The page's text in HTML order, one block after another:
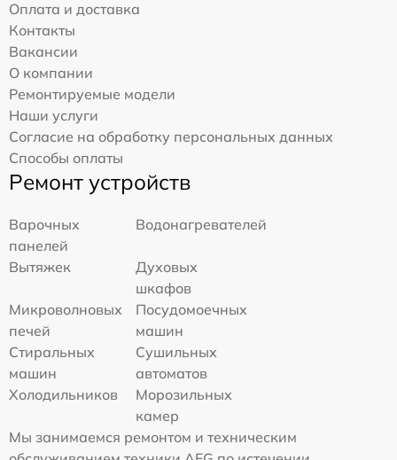
Оплата и доставка
Контакты
Вакансии
О компании
Ремонтируемые модели
Наши услуги
Согласие на обработку персональных данных
Способы оплаты
Ремонт устройств
Варочных
панелей
Водонагревателей
Вытяжек
Духовых
шкафов
Микроволновых
печей
Посудомоечных
машин
Стиральных
машин
Сушильных
автоматов
Холодильников
Морозильных
камер
Мы занимаемся ремонтом и техническим